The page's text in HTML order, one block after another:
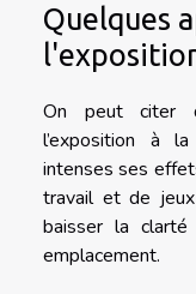
Quelques
On peut citer
l’exposition à
intenses ses
travail et de
baisser la
emplacement.